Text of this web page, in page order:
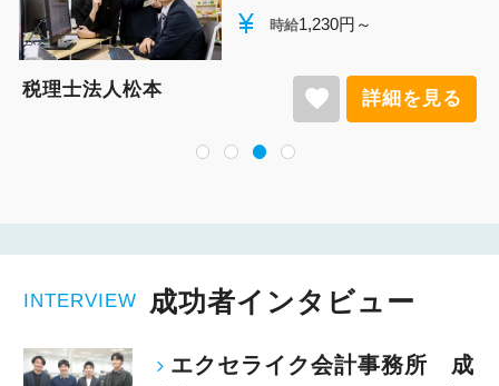
currency_yen 時給 1,140円～
税理士法人松本 favorite 詳細を
INTERVIEW 成功者インタビュー
エクセライク会計事務所 成